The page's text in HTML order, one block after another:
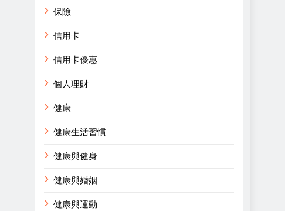
保險
信用卡
信用卡優惠
個人理財
健康
健康生活習慣
健康與健身
健康與婚姻
健康與運動